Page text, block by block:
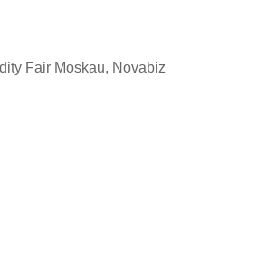
Fair Moskau, Novabiz